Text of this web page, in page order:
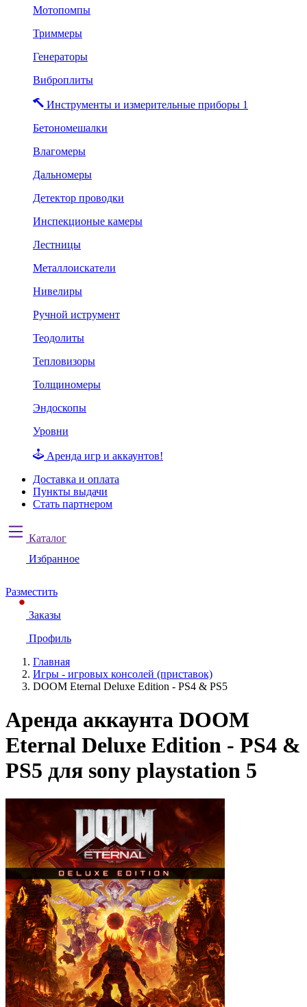
Мотопомпы
Триммеры
Генераторы
Виброплиты
Инструменты и измерительные приборы 1
Бетономешалки
Влагомеры
Дальномеры
Детектор проводки
Инспекционые камеры
Лестницы
Металлоискатели
Нивелиры
Ручной иструмент
Теодолиты
Тепловизоры
Толщиномеры
Эндоскопы
Уровни
Аренда игр и аккаунтов!
Доставка и оплата
Пункты выдачи
Стать партнером
Каталог
Избранное
Разместить
Заказы
Профиль
Главная
Игры - игровых консолей (приставок)
DOOM Eternal Deluxe Edition - PS4 & PS5
Аренда аккаунта DOOM
Eternal Deluxe Edition - PS4 &
PS5 для sony playstation 5